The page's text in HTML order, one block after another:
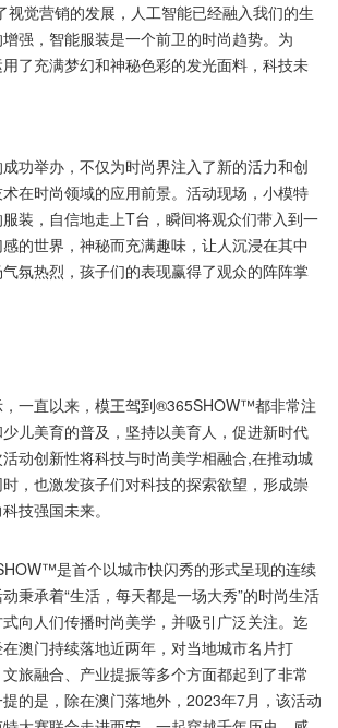
视觉营销的发展，人工智能已经融入我们的生
强，智能服装是一个前卫的时尚趋势。为
了充满梦幻和神秘色彩的发光面料，科技未
举办，不仅为时尚界注入了新的活力和创
在时尚领域的应用前景。活动现场，小模特
装，自信地走上T台，瞬间将观众们带入到一
的世界，神秘而充满趣味，让人沉浸在其中
氛热烈，孩子们的表现赢得了观众的阵阵掌
一直以来，模王驾到®365SHOW™都非常注
儿美育的普及，坚持以美育人，促进新时代
动创新性将科技与时尚美学相融合,在推动城
，也激发孩子们对科技的探索欲望，形成崇
技强国未来。
是首个以城市快闪秀的形式呈现的连续
秉承着“生活，每天都是一场大秀”的时尚生活
向人们传播时尚美学，并吸引广泛关注。迄
澳门持续落地近两年，对当地城市名片打
旅融合、产业提振等多个方面都起到了非常
的是，除在澳门落地外，2023年7月，该活动